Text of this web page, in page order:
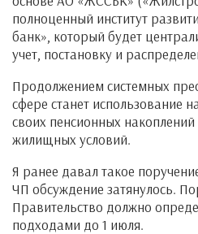
полноценный институт
банк», который будет
учет, постановку и
Продолжением системных
сфере станет использование
своих пенсионных
жилищных условий.
Я ранее давал такое
ЧП обсуждение затянулось.
Правительство должно
подходами до 1 июля.